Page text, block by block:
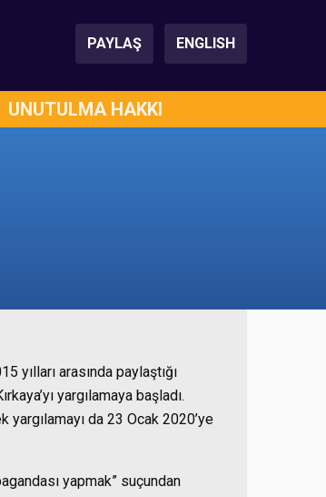
PAYLAŞ ENGLISH
UNUTULMA HAKKI
yılları arasında paylaştığı
yargılamaya başladı.
da 23 Ocak 2020’ye
yapmak” suçundan